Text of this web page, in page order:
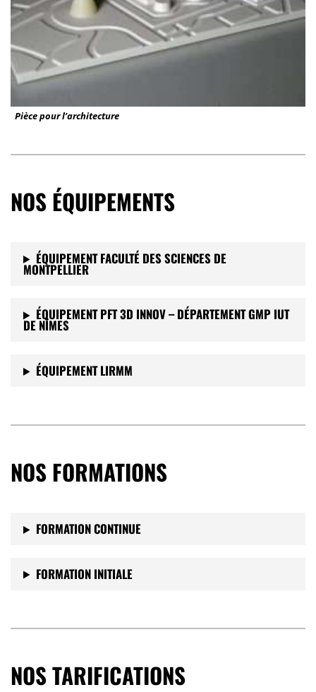
Pièce pour l’architecture
NOS ÉQUIPEMENTS
ÉQUIPEMENT FACULTÉ DES SCIENCES DE
MONTPELLIER
ÉQUIPEMENT PFT 3D INNOV – DÉPARTEMENT GMP IUT
DE NÎMES
ÉQUIPEMENT LIRMM
NOS FORMATIONS
FORMATION CONTINUE
FORMATION INITIALE
NOS TARIFICATIONS